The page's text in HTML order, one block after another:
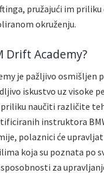
pružajući im priliku
okruženju.
Drift Academy?
je pažljivo osmišljen
iskustvo uz visoke
naučiti različite
instruktora
polaznici će
koja su poznata po
za